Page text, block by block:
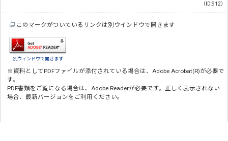
（ID:912）
このマークがついているリンクは別ウインドウで開きます
別ウィンドウで開きます
※資料としてPDFファイルが添付されている場合は、 Adobe Acrobat(R)が必要で
す。
PDF書類をご覧になる場合は、 Adobe Readerが必要です。正しく表示されない
場合、最新バージョンをご利用ください。